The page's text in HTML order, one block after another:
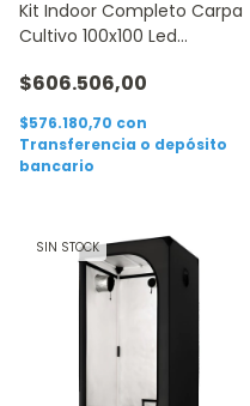
Kit Indoor Completo Carpa
Cultivo 100x100 Led
$606.506,00
$576.180,70 con
Transferencia o depósito
bancario
SIN STOCK